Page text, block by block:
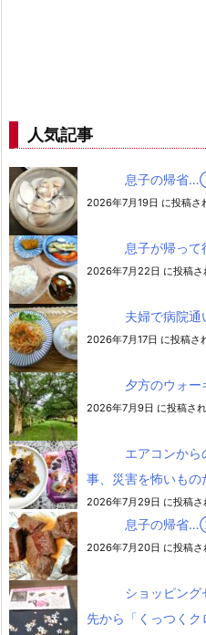
人気記事
息子の帰省
2026年7月19日 に投稿さ
息子が帰って
2026年7月22日 に投稿さ
夫婦で病院通
2026年7月17日 に投稿さ
夕方のウォー
2026年7月9日 に投稿さ
エアコンか
事、災害を怖いもの
2026年7月29日 に投稿さ
息子の帰省
2026年7月20日 に投稿さ
ショッピン
先から「くっつくク